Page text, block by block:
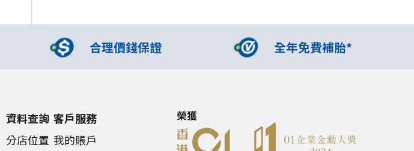
合理價錢保證 全年免費補胎*
資料查詢
分店位置
客戶服務
我的賬戶